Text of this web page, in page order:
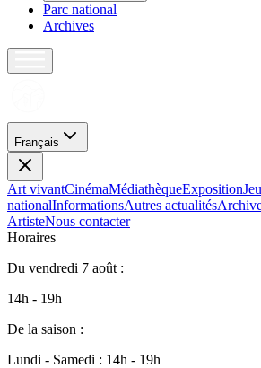
Parc national
Archives
Français
Art vivantCinémaMédiathèqueExposition
nationalInformationsAutres actualités
ArtisteNous contacter
Horaires
Du vendredi 7 août :
14h - 19h
De la saison :
Lundi - Samedi : 14h - 19h